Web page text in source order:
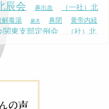
辰会 鼻出血
（一社）北
解毒湯 麻木 鼻閉
黄帝内経
関東支部定例会
（社）北
会場